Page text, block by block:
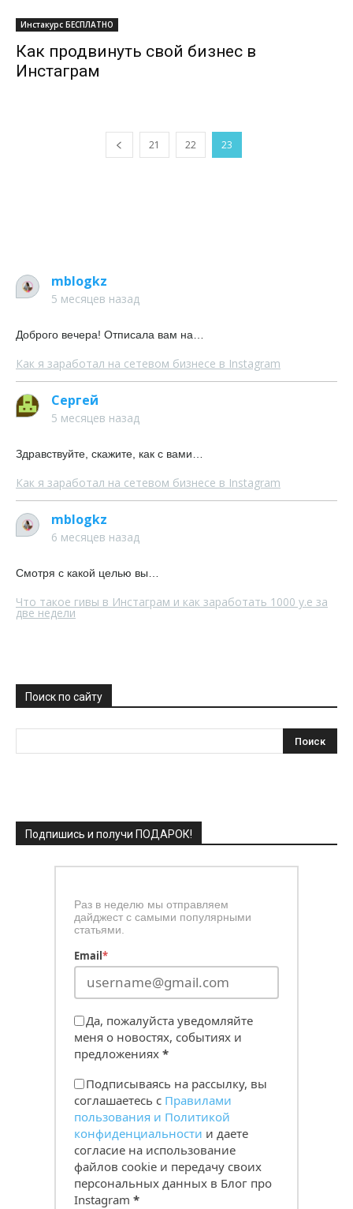
Инстакурс БЕСПЛАТНО
Как продвинуть свой бизнес в
Инстаграм
21 22 23
mblogkz
5 месяцев назад
Доброго вечера! Отписала вам на…
Как я заработал на сетевом бизнесе в Instagram
Сергей
5 месяцев назад
Здравствуйте, скажите, как с вами…
Как я заработал на сетевом бизнесе в Instagram
mblogkz
6 месяцев назад
Смотря с какой целью вы…
Что такое гивы в Инстаграм и как заработать 1000 у.е за
две недели
Поиск по сайту
Подпишись и получи ПОДАРОК!
Раз в неделю мы отправляем
дайджест с самыми популярными
статьями.
Email *
Да, пожалуйста уведомляйте
меня о новостях, событиях и
предложениях *
Подписываясь на рассылку, вы
соглашаетесь с Правилами
пользования и Политикой
конфиденциальности и даете
согласие на использование
файлов cookie и передачу своих
персональных данных в Блог про
Instagram *